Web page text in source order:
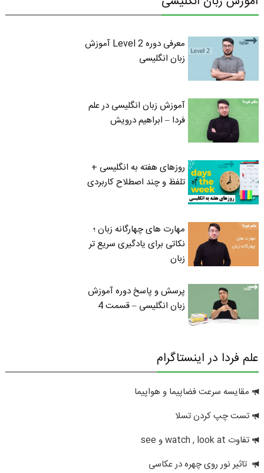
معرفی دوره Level 2 آموزش
زبان انگلیسی
آموزش زبان انگلیسی در علم
فردا – ابراهیم درویش
روزهای هفته به انگلیسی +
تلفظ و چند اصطلاح کاربردی
مهارت های چهارگانه زبان ؛
نکاتی برای یادگیری سریع تر
زبان
پرسش و پاسخ دوره آموزش
زبان انگلیسی – قسمت 4
علم فردا در اینستاگرام
مقایسه سرعت فضاپیما و هواپیما
تست چپ کردن تسلا
تفاوت watch , look at و see
تاثیر نور روی چهره در عکاسی